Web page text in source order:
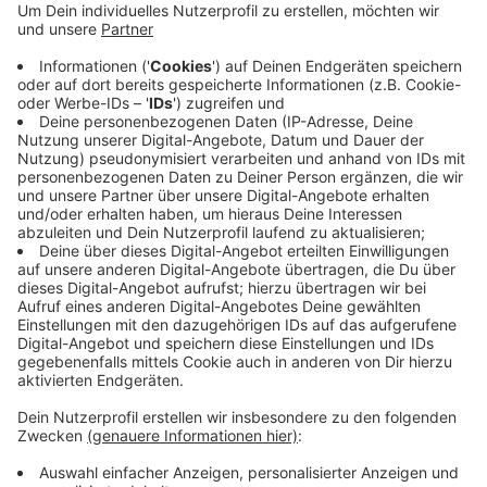
verurteilt - wegen versuchten Mordes in drei Fällen
Jungen hatte zwar von einem milden Urteil
gesprochen, aber dennoch Revision beantragt.
Sein Mandant blieb deswegen bisher auf freiem
Fuß. Er hatte im Februar 2024 sich und vier
Mitschüler mit einem Messer verletzt.
Veröffentlicht:Donnerstag, 08.05.2025 12:10
Anzeige
Anzeige